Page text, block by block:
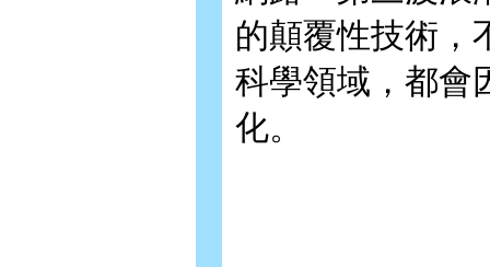
的顛覆性技術，
科學領域，都會
化。